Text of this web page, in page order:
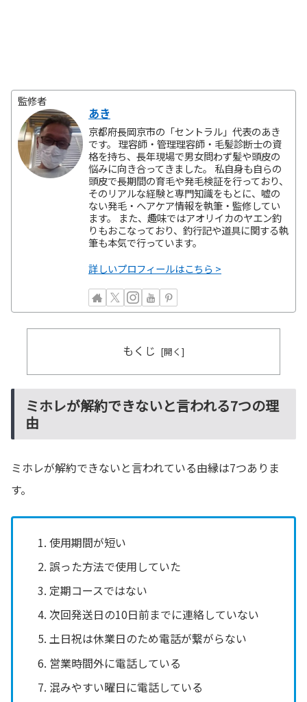
監修者
あき
京都府長岡京市の「セントラル」代表のあき
です。 理容師・管理理容師・毛髪診断士の資
格を持ち、長年現場で男女問わず髪や頭皮の
悩みに向き合ってきました。 私自身も自らの
頭皮で長期間の育毛や発毛検証を行っており、
そのリアルな経験と専門知識をもとに、嘘の
ない発毛・ヘアケア情報を執筆・監修してい
ます。 また、趣味ではアオリイカのヤエン釣
りもおこなっており、釣行記や道具に関する執
筆も本気で行っています。
詳しいプロフィールはこちら >
もくじ
ミホレが解約できないと言われる7つの理
由
ミホレが解約できないと言われている由縁は7つありま
す。
使用期間が短い
誤った方法で使用していた
定期コースではない
次回発送日の10日前までに連絡していない
土日祝は休業日のため電話が繋がらない
営業時間外に電話している
混みやすい曜日に電話している